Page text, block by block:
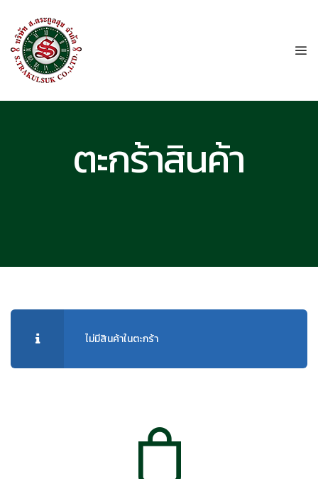
ตะกร้าสินค้า
ไม่มีสินค้าในตะกร้า